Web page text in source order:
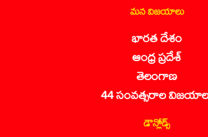
మన విజయాలు
భారత దేశం
ఆంధ్ర ప్రదేశ్
తెలంగాణ
44 సంవత్సరాల
డౌన్లోడ్స్